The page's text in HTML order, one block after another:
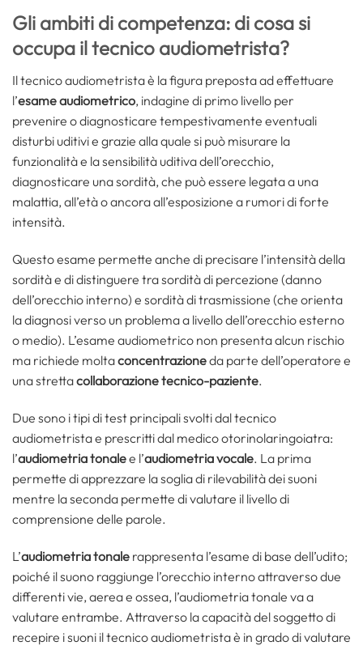
Gli ambiti di competenza: di cosa si
occupa il tecnico audiometrista?
Il tecnico audiometrista è la figura preposta ad effettuare
l’esame audiometrico, indagine di primo livello per
prevenire o diagnosticare tempestivamente eventuali
disturbi uditivi e grazie alla quale si può misurare la
funzionalità e la sensibilità uditiva dell’orecchio,
diagnosticare una sordità, che può essere legata a una
malattia, all’età o ancora all’esposizione a rumori di forte
intensità.
Questo esame permette anche di precisare l’intensità della
sordità e di distinguere tra sordità di percezione (danno
dell’orecchio interno) e sordità di trasmissione (che orienta
la diagnosi verso un problema a livello dell’orecchio esterno
o medio). L’esame audiometrico non presenta alcun rischio
ma richiede moltaconcentrazioneda parte dell’operatore e
una strettacollaborazione tecnico-paziente.
Due sono i tipi di test principali svolti dal tecnico
audiometrista e prescritti dal medico otorinolaringoiatra:
l’audiometria tonalee l’audiometria vocale. La prima
permette di apprezzare la soglia di rilevabilità dei suoni
mentre la seconda permette di valutare il livello di
comprensione delle parole.
L’audiometria tonale rappresenta l’esame di base dell’udito;
poiché il suono raggiunge l’orecchio interno attraverso due
differenti vie, aerea e ossea, l’audiometria tonale va a
valutare entrambe. Attraverso la capacità del soggetto di
recepire i suoni il tecnico audiometrista è in grado di valutare